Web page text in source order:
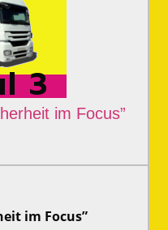
im Focus”
im Focus”